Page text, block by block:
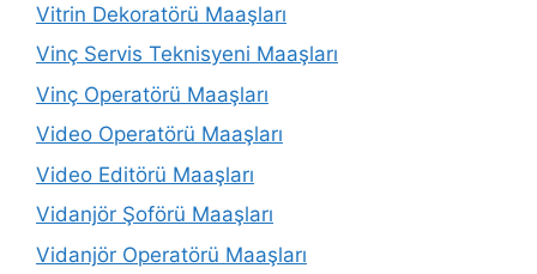
Vitrin Dekoratörü Maaşları
Vinç Servis Teknisyeni Maaşları
Vinç Operatörü Maaşları
Video Operatörü Maaşları
Video Editörü Maaşları
Vidanjör Şoförü Maaşları
Vidanjör Operatörü Maaşları